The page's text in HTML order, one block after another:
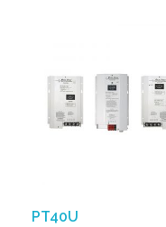
PT40U